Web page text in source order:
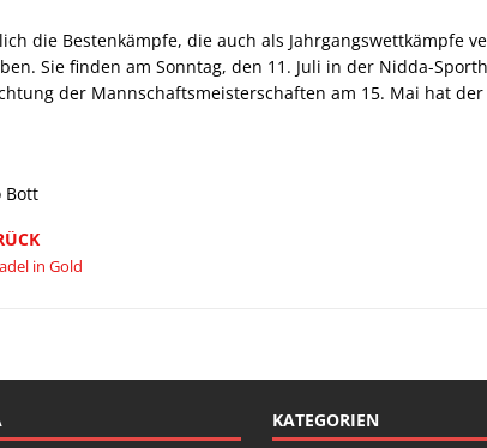
die Bestenkämpfe, die auch als Jahrgangswettkämpfe
Sie finden am Sonntag, den 11. Juli in der Nidda-
der Mannschaftsmeisterschaften am 15. Mai hat
Bott
in Gold
KATEGORIEN